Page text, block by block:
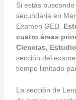
Si estás
secundaria en
Examen GED.
cuatro áreas
Ciencias,
sección del
tiempo limitado
La sección de